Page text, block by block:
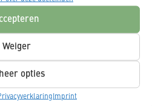
Weiger
opties
Imprint